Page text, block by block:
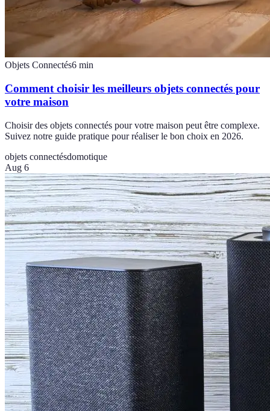
Objets Connectés6 min
Comment choisir les meilleurs objets connectés pour
votre maison
Choisir des objets connectés pour votre maison peut être complexe.
Suivez notre guide pratique pour réaliser le bon choix en 2026.
objets connectésdomotique
Aug 6